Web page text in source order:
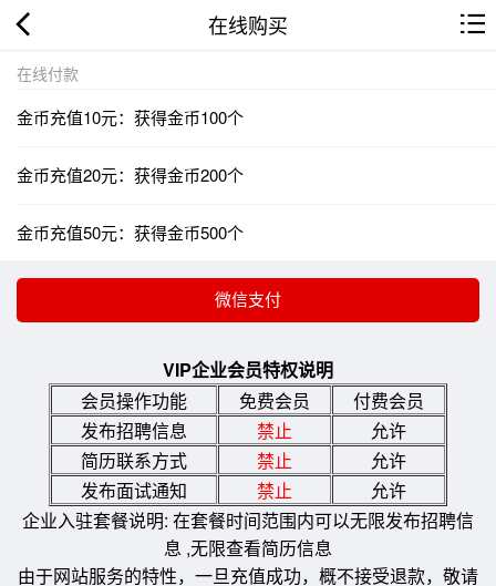
在线购买
在线付款
金币充值10元：获得金币100个
金币充值20元：获得金币200个
金币充值50元：获得金币500个
VIP企业会员特权说明
会员操作功能
免费会员
付费会员
发布招聘信息
禁止
允许
简历联系方式
禁止
允许
发布面试通知
禁止
允许
企业入驻套餐说明: 在套餐时间范围内可以无限发布招聘信
息 ,无限查看简历信息
由于网站服务的特性，一旦充值成功，概不接受退款，敬请